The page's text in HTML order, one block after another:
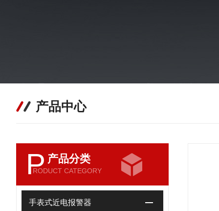
产品中心
P 产品分类
RODUCT CATEGORY
手表式近电报警器